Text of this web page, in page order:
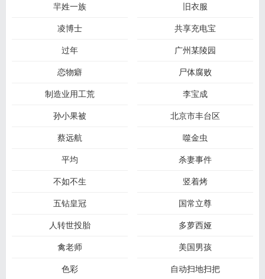
羋姓一族
旧衣服
凌博士
共享充电宝
过年
广州某陵园
恋物癖
尸体腐败
制造业用工荒
李宝成
孙小果被
北京市丰台区
蔡远航
噬金虫
平均
杀妻事件
不如不生
竖着烤
五钻皇冠
国常立尊
人转世投胎
多萝西娅
禽老师
美国男孩
色彩
自动扫地扫把